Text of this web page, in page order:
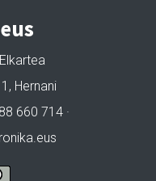
Hernani
660 714 ·